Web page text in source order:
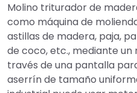
Molino triturador de
como máquina de
astillas de madera, paja,
de coco, etc., mediante
través de una pantalla
aserrín de tamaño